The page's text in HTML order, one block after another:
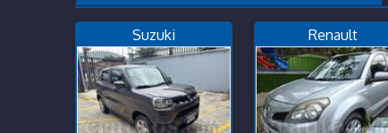
Suzuki Renault